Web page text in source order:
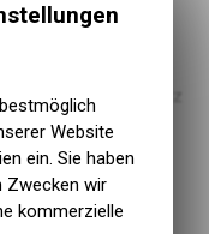
Carbon
Sattelrohr, Sitz
Megamo Reason
Website
ein. Sie haben
Zwecken wir
kommerzielle